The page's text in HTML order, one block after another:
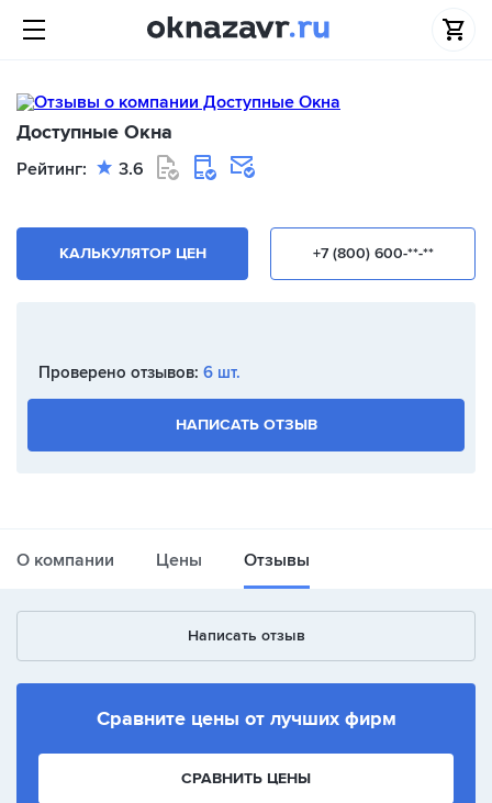
Доступные Окна
Рейтинг: 3.6
+7 (800) 600-**-**
КАЛЬКУЛЯТОР ЦЕН
Проверено отзывов: 6 шт.
НАПИСАТЬ ОТЗЫВ
О компании Цены Отзывы
Написать отзыв
Сравните цены от лучших фирм
СРАВНИТЬ ЦЕНЫ